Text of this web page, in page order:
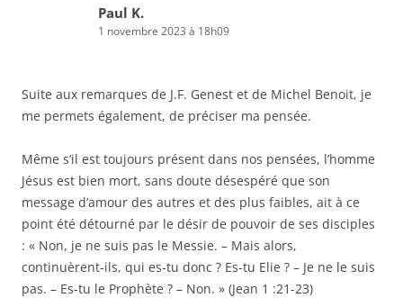
Paul K.
1 novembre 2023 à 18h09
Suite aux remarques de J.F. Genest et de Michel Benoit, je
me permets également, de préciser ma pensée.
Même s’il est toujours présent dans nos pensées, l’homme
Jésus est bien mort, sans doute désespéré que son
message d’amour des autres et des plus faibles, ait à ce
point été détourné par le désir de pouvoir de ses disciples
: « Non, je ne suis pas le Messie. – Mais alors,
continuèrent-ils, qui es-tu donc ? Es-tu Elie ? – Je ne le suis
pas. – Es-tu le Prophète ? – Non. » (Jean 1 :21-23)